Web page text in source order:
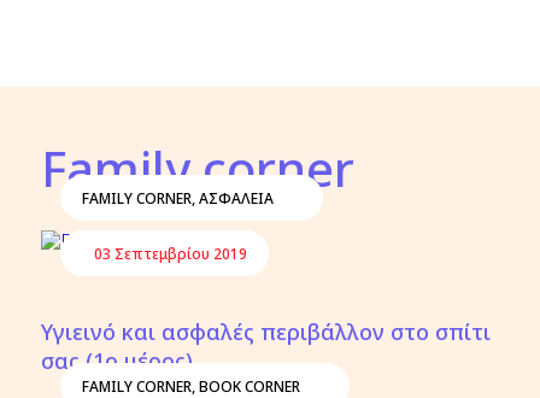
Family corner
FAMILY CORNER,ΑΣΦΑΛΕΙΑ
03 Σεπτεμβρίου 2019
Υγιεινό και ασφαλές περιβάλλον στο σπίτι
σας (1ο μέρος)
FAMILY CORNER,BOOK CORNER